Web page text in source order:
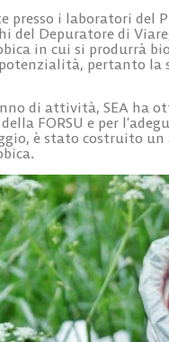
presso i laboratori del
del Depuratore di
in cui si produrrà
potenzialità, pertanto
di attività, SEA ha
FORSU e per
è stato costruito un